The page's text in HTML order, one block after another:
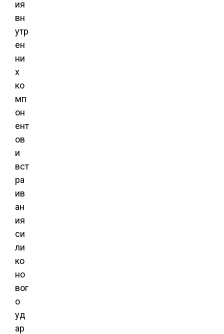
ия
вн
утр
ен
ни
х
ко
мп
он
ент
ов
и
вст
ра
ив
ан
ия
си
ли
ко
но
вог
о
уд
ар